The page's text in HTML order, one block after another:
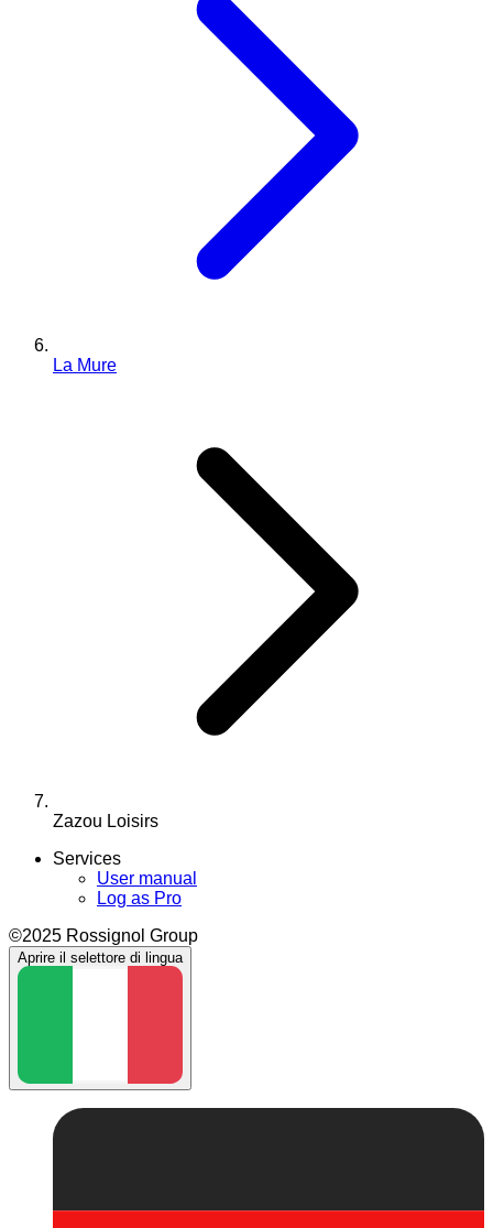
La Mure
Zazou Loisirs
Services
User manual
Log as Pro
©2025 Rossignol Group
Aprire il selettore di lingua